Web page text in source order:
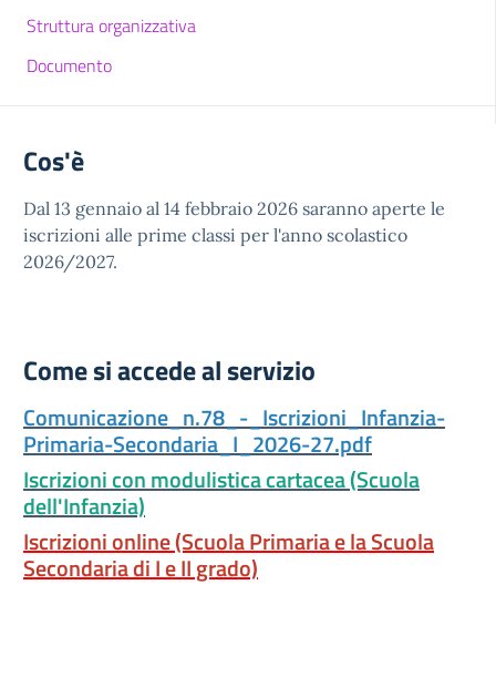
Struttura organizzativa
Documento
Cos'è
Dal 13 gennaio al 14 febbraio 2026 saranno aperte le
iscrizioni alle prime classi per l'anno scolastico
2026/2027.
Come si accede al servizio
Comunicazione_n.78_-_Iscrizioni_Infanzia-
Primaria-Secondaria_I_2026-27.pdf
Iscrizioni con modulistica cartacea (Scuola
dell'Infanzia)
Iscrizioni online (Scuola Primaria e la Scuola
Secondaria di I e II grado)